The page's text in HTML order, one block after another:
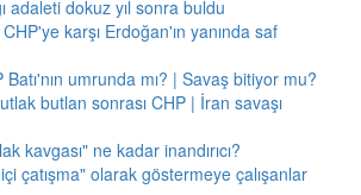
adaleti dokuz yıl sonra buldu
karşı Erdoğan'ın yanında saf
umrunda mı? | Savaş bitiyor mu?
butlan sonrası CHP | İran savaşı
kavgası" ne kadar inandırıcı?
çatışma" olarak göstermeye çalışanlar